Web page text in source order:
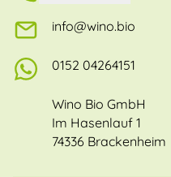
info@wino.bio
0152 04264151
Wino Bio GmbH
Im Hasenlauf 1
74336 Brackenheim